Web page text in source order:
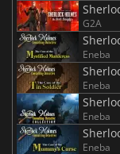
G2A
Eneba
Eneba
Eneba
Eneba